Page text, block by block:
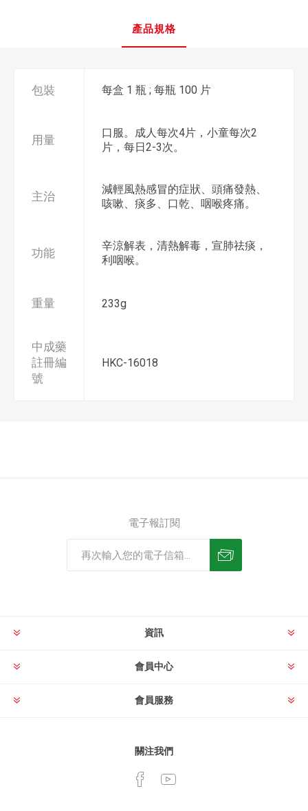
產品規格
包裝 每盒 1 瓶 ; 每瓶 100 片
用量
口服。成人每次4片，小童每次2
片，每日2-3次。
主治
減輕風熱感冒的症狀、頭痛發熱、
咳嗽、痰多、口乾、咽喉疼痛。
功能
辛涼解表，清熱解毒，宣肺祛痰，
利咽喉。
重量 233g
中成藥
註冊編
號
HKC-16018
電子報訂閱
資訊
會員中心
會員服務
關注我們